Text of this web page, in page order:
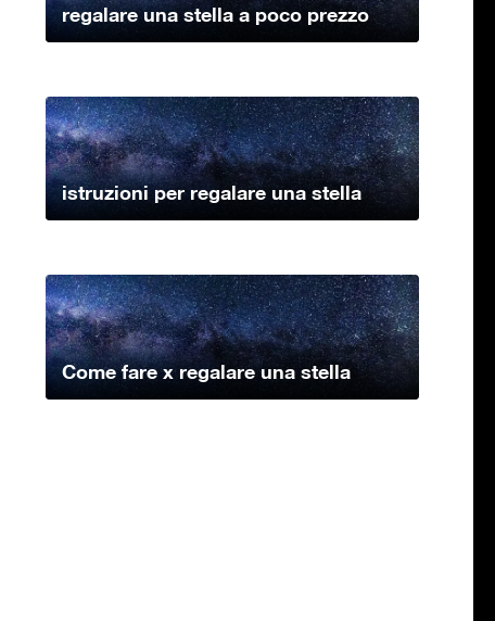
regalare una stella a poco prezzo
istruzioni per regalare una stella
Come fare x regalare una stella